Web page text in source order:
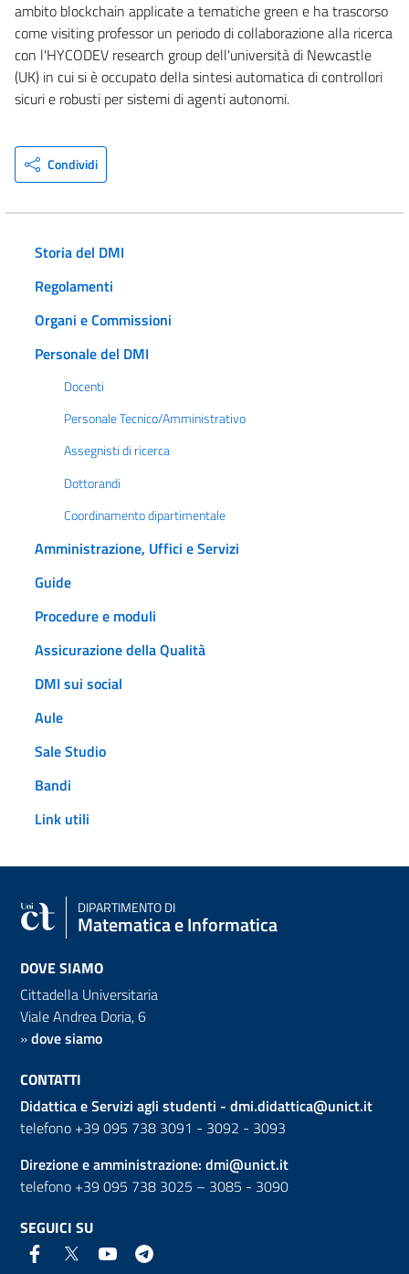
ambito blockchain applicate a tematiche green e ha trascorso
come visiting professor un periodo di collaborazione alla ricerca
con l'HYCODEV research group dell'università di Newcastle
(UK) in cui si è occupato della sintesi automatica di controllori
sicuri e robusti per sistemi di agenti autonomi.
Condividi
Storia del DMI
Regolamenti
Organi e Commissioni
Personale del DMI
Docenti
Personale Tecnico/Amministrativo
Assegnisti di ricerca
Dottorandi
Coordinamento dipartimentale
Amministrazione, Uffici e Servizi
Guide
Procedure e moduli
Assicurazione della Qualità
DMI sui social
Aule
Sale Studio
Bandi
Link utili
DIPARTIMENTO DI
Matematica e Informatica
DOVE SIAMO
Cittadella Universitaria
Viale Andrea Doria, 6
»dove siamo
CONTATTI
Didattica e Servizi agli studenti - dmi.didattica@unict.it
telefono +39 095 738 3091 - 3092 - 3093
Direzione e amministrazione: dmi@unict.it
telefono +39 095 738 3025 – 3085 - 3090
SEGUICI SU